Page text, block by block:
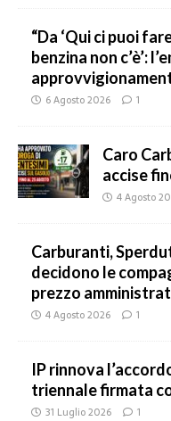
“Da ‘Qui ci puoi
benzina non c’è’:
6 Agosto 2026 1
Caro
accise
4 Agosto
Carburanti,
decidono le
prezzo
4 Agosto 2026 1
IP rinnova
triennale firmata
31 Luglio 2026 1